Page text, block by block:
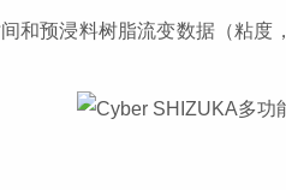
和预浸料树脂流变数据（粘度，